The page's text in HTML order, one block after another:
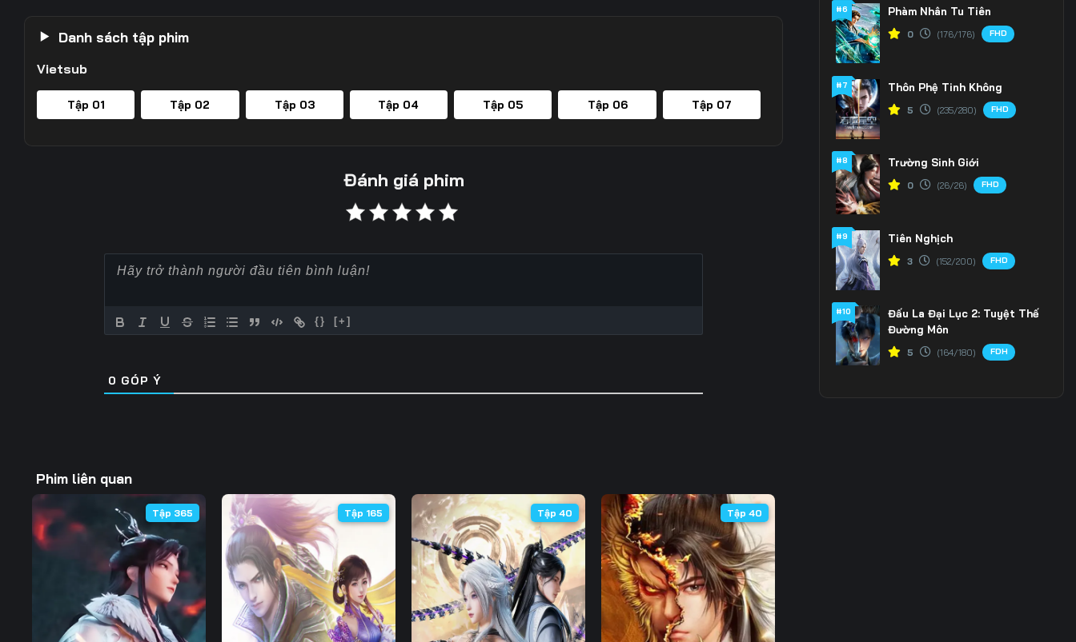
Danh sách tập phim
Vietsub
Tập 01 Tập 02 Tập 03 Tập 04 Tập 05 Tập 06 Tập 07
Đánh giá phim
{} [+]
0 GÓP Ý
Phim liên quan
Tập 365 Tập 165 Tập 40 Tập 40
#6 Phàm Nhân Tu Tiên
0 (176/176) FHD
#7 Thôn Phệ Tinh Không
5 (235/280) FHD
#8 Trường Sinh Giới
0 (26/26) FHD
#9 Tiên Nghịch
3 (152/200) FHD
#10
Đấu La Đại Lục 2: Tuyệt Thế
Đường Môn
5 (164/180) FDH